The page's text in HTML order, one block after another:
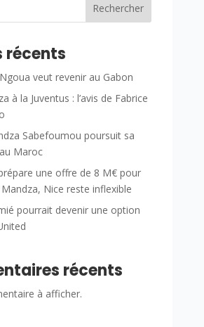
Rechercher
récents
veut revenir au Gabon
à la Juventus : l’avis de Fabrice
Sabefoumou poursuit sa
Maroc
une offre de 8 M€ pour
Mandza, Nice reste inflexible
pourrait devenir une option
récents
à afficher.